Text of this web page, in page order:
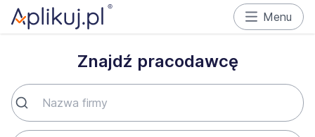
Menu
Znajdź pracodawcę